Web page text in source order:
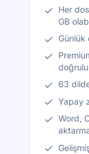
Her
GB
Günlük
63
Yapay
Word,